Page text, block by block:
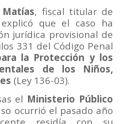
, fiscal titular de
que el caso ha
jurídica provisional de
331 del Código Penal
la Protección y los
de los Niños,
(Ley 136-03).
el Ministerio Público
ocurrió el pasado año